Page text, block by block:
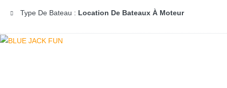
Type De Bateau : Location De Bateaux À Moteur